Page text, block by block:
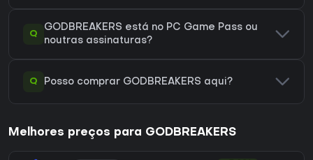
Q
GODBREAKERS está no PC Game Pass ou
noutras assinaturas?
Q Posso comprar GODBREAKERS aqui?
Melhores preços para GODBREAKERS